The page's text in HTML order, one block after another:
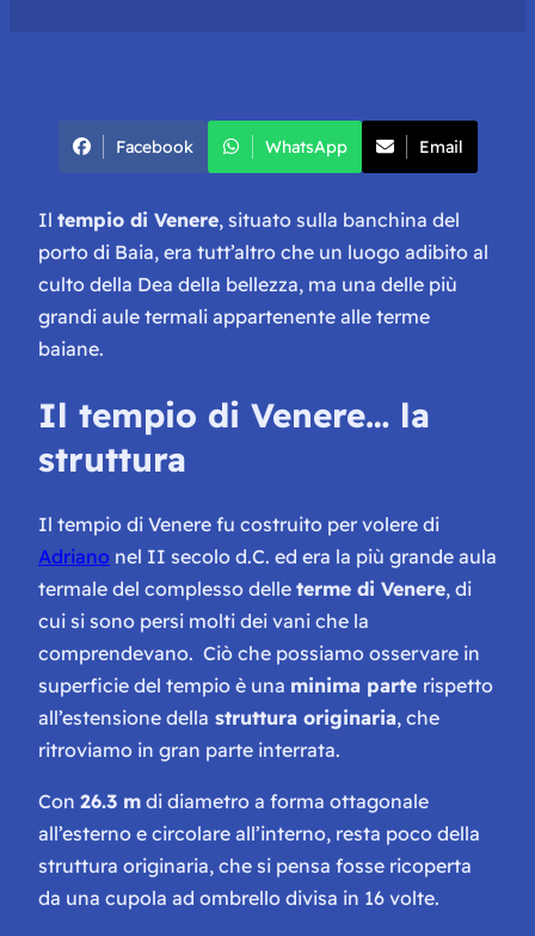
Facebook WhatsApp Email
Il tempio di Venere, situato sulla banchina del
porto di Baia, era tutt’altro che un luogo adibito al
culto della Dea della bellezza, ma una delle più
grandi aule termali appartenente alle terme
baiane.
Il tempio di Venere… la
struttura
Il tempio di Venere fu costruito per volere di
Adriano nel II secolo d.C. ed era la più grande aula
termale del complesso delle terme di Venere, di
cui si sono persi molti dei vani che la
comprendevano. Ciò che possiamo osservare in
superficie del tempio è una minima parte rispetto
all’estensione della struttura originaria, che
ritroviamo in gran parte interrata.
Con 26.3 m di diametro a forma ottagonale
all’esterno e circolare all’interno, resta poco della
struttura originaria, che si pensa fosse ricoperta
da una cupola ad ombrello divisa in 16 volte.